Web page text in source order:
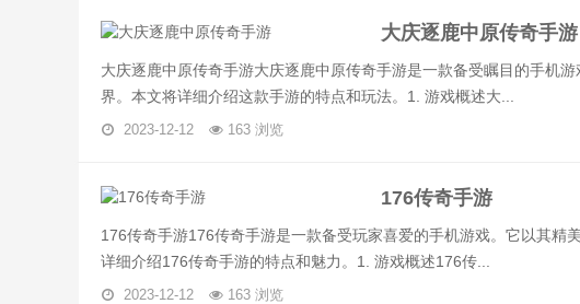
大庆逐鹿中原传奇手游
大庆逐鹿中原传奇手游大庆逐鹿中原传奇手游是一款备受瞩目的手机
界。本文将详细介绍这款手游的特点和玩法。1. 游戏概述大...
2023-12-12 163 浏览
176传奇手游
176传奇手游176传奇手游是一款备受玩家喜爱的手机游戏。它以其精
详细介绍176传奇手游的特点和魅力。1. 游戏概述176传...
2023-12-12 163 浏览